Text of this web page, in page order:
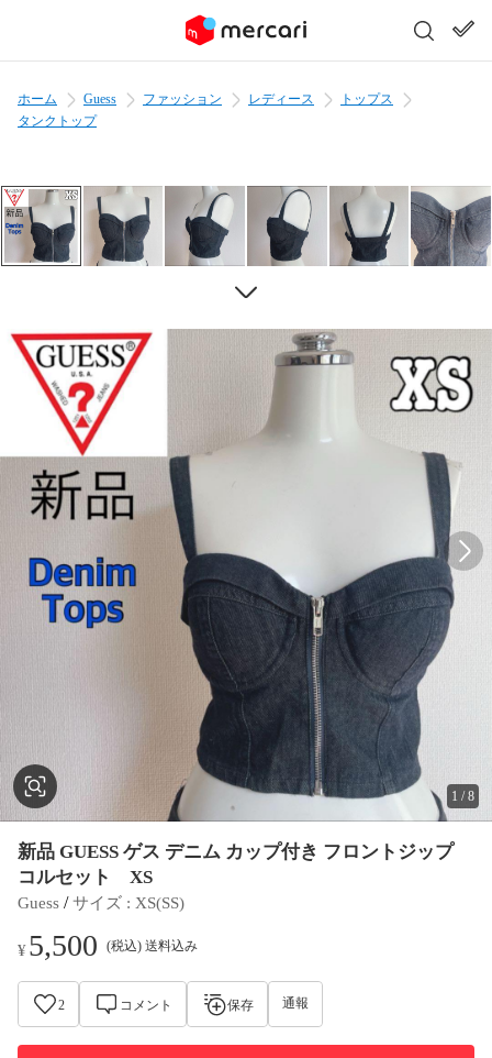
ホーム Guess ファッション レディース
トップス
タンクトップ
1 /8
新品 GUESS ゲス デニム カップ付き フロントジップ
コルセット XS
Guess / サイズ : XS(SS)
¥5,500 (税込) 送料込み
2 コメント 保存 通報